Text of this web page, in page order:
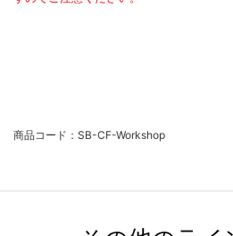
商品コード：SB-CF-Workshop